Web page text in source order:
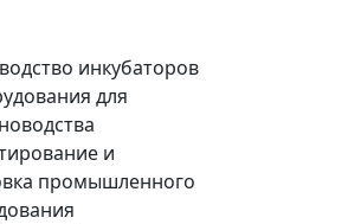
инкубаторов
для
и
промышленного